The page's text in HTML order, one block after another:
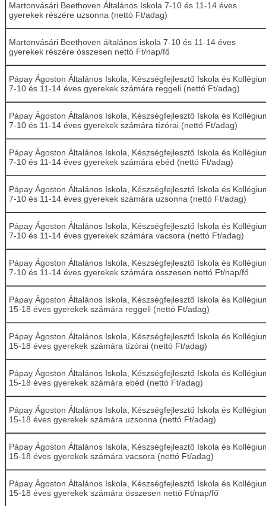
Martonvásári Beethoven Általános Iskola 7-10 és 11-14 éves
gyerekek részére uzsonna (nettó Ft/adag)
Martonvásári Beethoven általános iskola 7-10 és 11-14 éves
gyerekek részére összesen nettó Ft/nap/fő
Pápay Ágoston Általános Iskola, Készségfejlesztő Iskola és
7-10 és 11-14 éves gyerekek számára reggeli (nettó Ft/adag)
Pápay Ágoston Általános Iskola, Készségfejlesztő Iskola és
7-10 és 11-14 éves gyerekek számára tízórai (nettó Ft/adag)
Pápay Ágoston Általános Iskola, Készségfejlesztő Iskola és
7-10 és 11-14 éves gyerekek számára ebéd (nettó Ft/adag)
Pápay Ágoston Általános Iskola, Készségfejlesztő Iskola és
7-10 és 11-14 éves gyerekek számára uzsonna (nettó Ft/adag)
Pápay Ágoston Általános Iskola, Készségfejlesztő Iskola és
7-10 és 11-14 éves gyerekek számára vacsora (nettó Ft/adag)
Pápay Ágoston Általános Iskola, Készségfejlesztő Iskola és
7-10 és 11-14 éves gyerekek számára összesen nettó Ft/nap/fő
Pápay Ágoston Általános Iskola, Készségfejlesztő Iskola és
15-18 éves gyerekek számára reggeli (nettó Ft/adag)
Pápay Ágoston Általános Iskola, Készségfejlesztő Iskola és
15-18 éves gyerekek számára tízórai (nettó Ft/adag)
Pápay Ágoston Általános Iskola, Készségfejlesztő Iskola és
15-18 éves gyerekek számára ebéd (nettó Ft/adag)
Pápay Ágoston Általános Iskola, Készségfejlesztő Iskola és
15-18 éves gyerekek számára uzsonna (nettó Ft/adag)
Pápay Ágoston Általános Iskola, Készségfejlesztő Iskola és
15-18 éves gyerekek számára vacsora (nettó Ft/adag)
Pápay Ágoston Általános Iskola, Készségfejlesztő Iskola és
15-18 éves gyerekek számára összesen nettó Ft/nap/fő